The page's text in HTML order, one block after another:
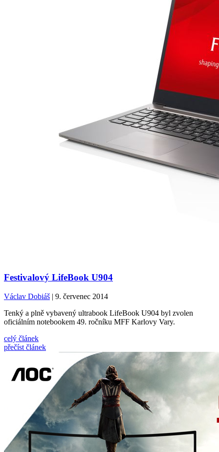
Festivalový LifeBook U904
Václav Dobiáš | 9. červenec 2014
Tenký a plně vybavený ultrabook LifeBook U904 byl zvolen
oficiálním notebookem 49. ročníku MFF Karlovy Vary.
celý článek
přečíst článek